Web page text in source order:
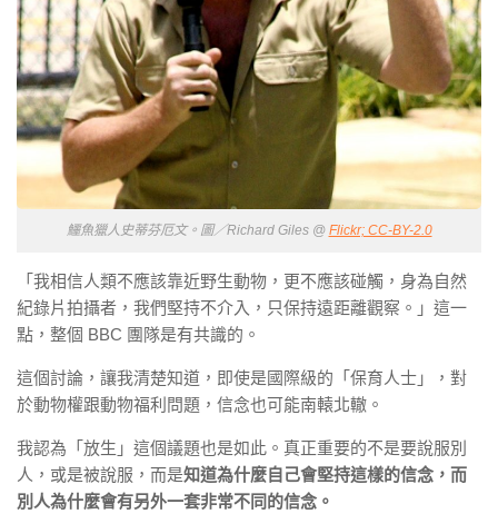
鱷魚獵人史蒂芬厄文。圖／Richard Giles @ Flickr; CC-BY-2.0
「我相信人類不應該靠近野生動物，更不應該碰觸，身為自然
紀錄片拍攝者，我們堅持不介入，只保持遠距離觀察。」這一
點，整個 BBC 團隊是有共識的。
這個討論，讓我清楚知道，即使是國際級的「保育人士」，對
於動物權跟動物福利問題，信念也可能南轅北轍。
我認為「放生」這個議題也是如此。真正重要的不是要說服別
人，或是被說服，而是知道為什麼自己會堅持這樣的信念，而
別人為什麼會有另外一套非常不同的信念。